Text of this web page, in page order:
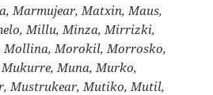
Marmujear, Matxin, Maus,
Millu, Minza, Mirrizki,
Morokil, Morrosko,
Muna, Murko,
Mustrukear, Mutiko, Mutil,